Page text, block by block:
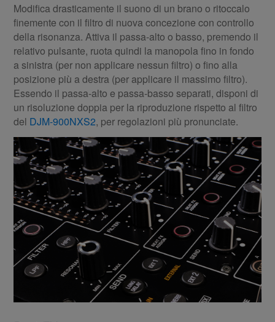
Modifica drasticamente il suono di un brano o ritoccalo
finemente con il filtro di nuova concezione con controllo
della risonanza. Attiva il passa-alto o basso, premendo il
relativo pulsante, ruota quindi la manopola fino in fondo
a sinistra (per non applicare nessun filtro) o fino alla
posizione più a destra (per applicare il massimo filtro).
Essendo il passa-alto e passa-basso separati, disponi di
un risoluzione doppia per la riproduzione rispetto al filtro
del DJM-900NXS2, per regolazioni più pronunciate.